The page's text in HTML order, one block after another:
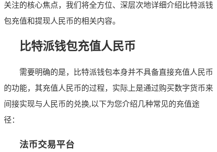
关注的核心焦点，我们将全方位、深层次地详细介绍比特派钱
包充值和提现人民币的相关内容。
比特派钱包充值人民币
需要明确的是，比特派钱包本身并不具备直接充值人民币
的功能，其充值人民币的过程，实际上是通过购买数字货币来
间接实现与人民币的兑换,以下为您介绍几种常见的充值途
径：
法币交易平台